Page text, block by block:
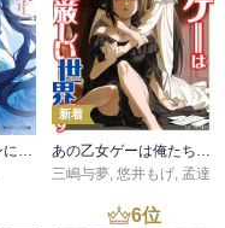
ど、それほど嫌な人では
ど、最後はホントにゼル
とも魔王が呪いを解いて
。
悪役令嬢、ブラコンにジョブチェンジします９【電子特典付き】
新着
あの乙女ゲーは俺たちに厳しい世界です 6
三嶋与夢, 悠井もげ, 孟達
6位